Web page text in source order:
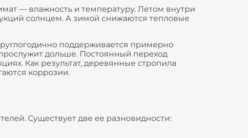
— влажность и температуру. Летом внутри
солнцем. А зимой снижаются тепловые
поддерживается примерно
дольше. Постоянный переход
Как результат, деревянные стропила
коррозии.
Существует две ее разновидности: